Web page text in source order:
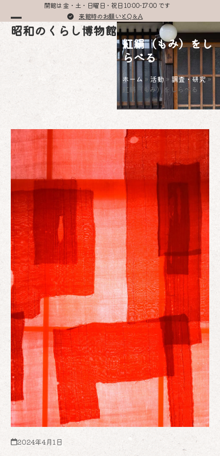
content
開館は 金・土・日曜日・祝日 10:00-17:00 です
来館時のお願いとQ＆A
昭和のくらし博物館
Open
menu
Close
menu
紅絹（もみ）をし
らべる
ホーム » 活動» 調査・研究»
紅絹（もみ）をしらべる
2024年4月1日